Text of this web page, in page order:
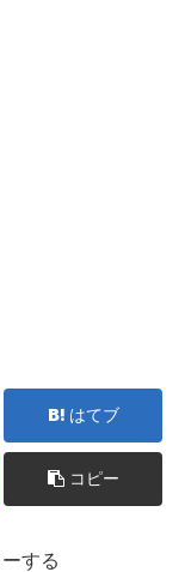
はてブ
コピー
する